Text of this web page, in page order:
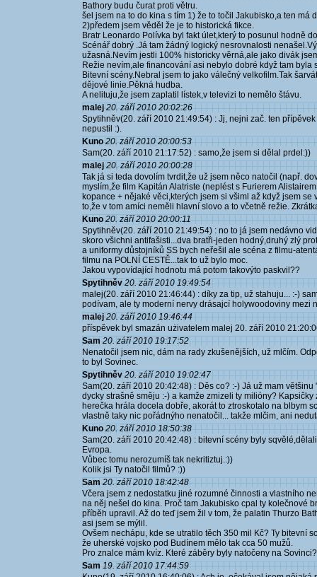
Bathory budu čurat proti větru.
šel jsem na to do kina s tím 1) že to točil Jakubisko,a ten má
2)předem jsem věděl že je to historická fikce.
Bratr Leonardo Polívka byl fakt úlet,který to posunul hodně
Scénář dobrý .Já tam žádný logický nesrovnalosti
užasná.Nevím jestli 100% historicky věrná,ale jako divák
Režie nevím,ale financování asi nebylo dobré když tam byla
Bitevní scény.Nebral jsem to jako válečný velkofilm.Tak
dějové linie.Pěkná hudba.
A nelituju,že jsem zaplatil lístek,v televizi to nemělo štávu.
malej 20. září 2010 20:02:26
Spytihněv(20. září 2010 21:49:54) : Jj, nejni zač. ten
nepustil :).
Kuno 20. září 2010 20:00:53
Sam(20. září 2010 21:17:52) : samo,že jsem si dělal prdel:))
malej 20. září 2010 20:00:28
Tak já si teda dovolím tvrdit,že už jsem něco natočil (např.
myslím,že film Kapitán Alatriste (neplést s Furierem
kopance + nějaké věci,kterých jsem si všiml až když jsem
to,že v tom amíci neměli hlavní slovo a to včetně režie.
Kuno 20. září 2010 20:00:11
Spytihněv(20. září 2010 21:49:54) : no to já jsem nedávno
skoro všichni antifašisti...dva bratři-jeden hodný,druhý zlý
a uniformy důstojníků SS bych neřešil ale scéna z filmu-
filmu na POLNÍ CESTĚ...tak to už bylo moc.
Jakou vypovídající hodnotu má potom takovýto paskvil??
Spytihněv 20. září 2010 19:49:54
malej(20. září 2010 21:46:44) : díky za tip, už stahuju... :-)
podívam, ale ty moderní nervy drásajcí holywoodoviny mezi
malej 20. září 2010 19:46:44
příspěvek byl smazán użivatelem malej 20. září 2010
Sam 20. září 2010 19:17:52
Nenatočil jsem nic, dám na rady zkušenějších, už mlčím.
to byl Sovinec.
Spytihněv 20. září 2010 19:02:47
Sam(20. září 2010 20:42:48) : Děs co? :-) Já už mam
dycky strašně směju :-) a kamže zmizeli ty milióny?
herečka hrála docela dobře, akorát to ztroskotalo na blbym
vlastně taky nic pořádnýho nenatočil... takže mlčim, ani
Kuno 20. září 2010 18:50:38
Sam(20. září 2010 20:42:48) : bitevní scény byly
Evropa.
Vůbec tomu nerozumíš tak nekritiztuj.:))
Kolik jsi Ty natočil filmů? :))
Sam 20. září 2010 18:42:48
Včera jsem z nedostatku jiné rozumné činnosti a vlastního
na něj nešel do kina. Proč tam Jakubisko cpal ty kolečnové
příběh upravil. Až do teď jsem žil v tom, že palatin Thurzo
asi jsem se mýlil.
Ovšem nechápu, kde se utratilo těch 350 mil Kč? Ty bitevní
že uherské vojsko pod Budínem mělo tak cca 50 mužů.
Pro znalce mám kvíz. Které záběry byly natočeny na Sovinci?
Sam 19. září 2010 17:44:59